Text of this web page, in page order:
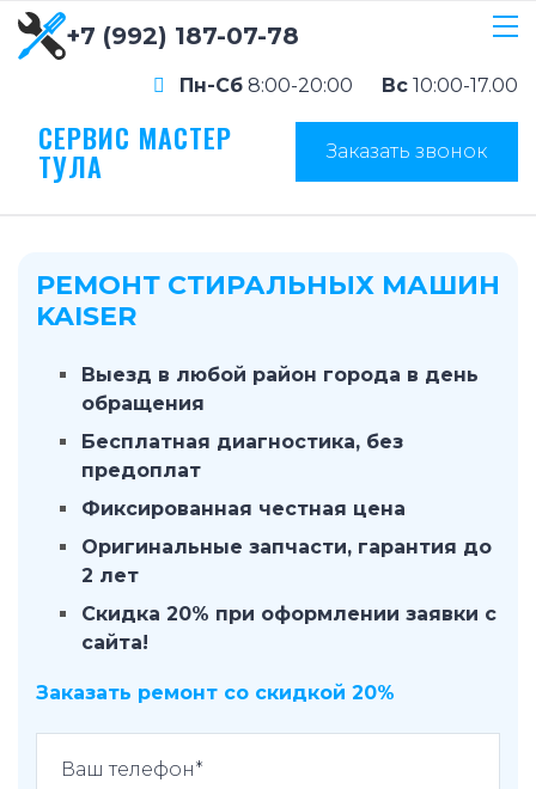
+7 (992) 187-07-78
Пн-Сб 8:00-20:00 Вс 10:00-17.00
СЕРВИС МАСТЕР
ТУЛА Заказать звонок
РЕМОНТ СТИРАЛЬНЫХ МАШИН
KAISER
Выезд в любой район города в день
обращения
Бесплатная диагностика, без
предоплат
Фиксированная честная цена
Оригинальные запчасти, гарантия до
2 лет
Скидка 20% при оформлении заявки с
сайта!
Заказать ремонт со скидкой 20%